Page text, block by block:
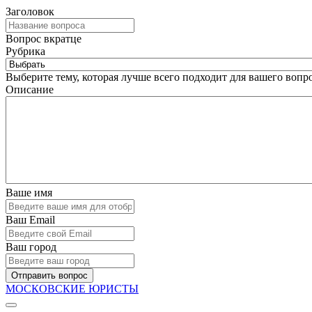
Заголовок
Вопрос вкратце
Рубрика
Выберите тему, которая лучше всего подходит для вашего
Описание
Ваше имя
Ваш Email
Ваш город
Отправить вопрос
МОСКОВСКИЕ ЮРИСТЫ